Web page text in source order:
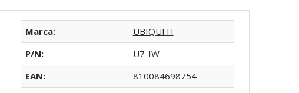
Marca:
UBIQUITI
P/N:
U7-IW
EAN:
810084698754